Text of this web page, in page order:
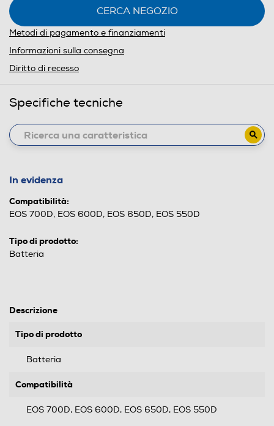
CERCA NEGOZIO
Metodi di pagamento e finanziamenti
Informazioni sulla consegna
Diritto di recesso
Specifiche tecniche
In evidenza
Compatibilità:
EOS 700D, EOS 600D, EOS 650D, EOS 550D
Tipo di prodotto:
Batteria
Descrizione
Tipo di prodotto
Batteria
Compatibilità
EOS 700D, EOS 600D, EOS 650D, EOS 550D